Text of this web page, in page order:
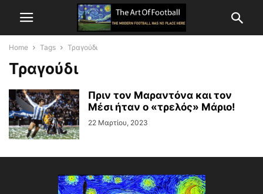
Home Tags Τραγούδι
Τραγούδι
Πριν τον Μαραντόνα και τον
Μέσι ήταν ο «τρελός» Μάριο!
22 Μαρτίου, 2023